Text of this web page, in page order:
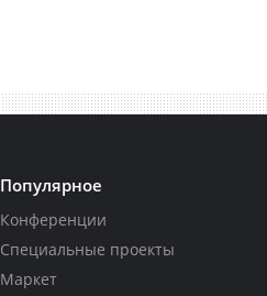
Популярное
Конференции
Специальные проекты
Маркет